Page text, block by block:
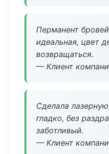
Перманент
идеальная, цвет
возвращаться.
— Клиент
Сделала
гладко, без
заботливый.
— Клиент